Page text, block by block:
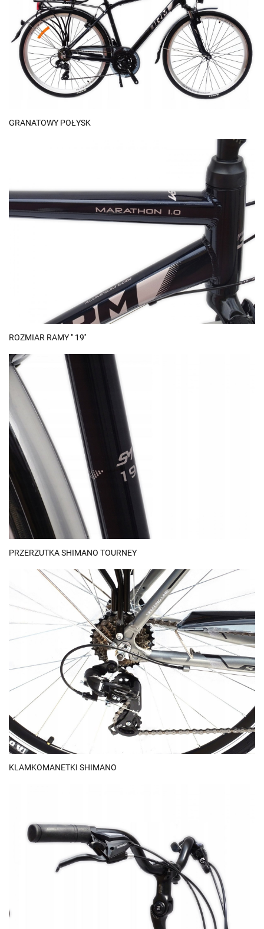
GRANATOWY POŁYSK
ROZMIAR RAMY " 19''
PRZERZUTKA SHIMANO TOURNEY
KLAMKOMANETKI SHIMANO